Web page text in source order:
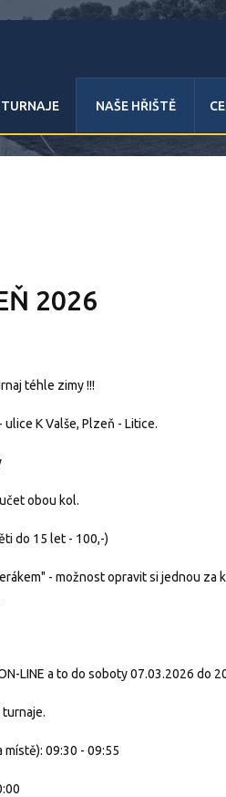
TURNAJE NAŠE HŘIŠTĚ
2026
téhle zimy !!!
ulice K Valše, Plzeň - Litice.
obou kol.
do 15 let - 100,-)
- možnost opravit si jednou za
LINE a to do soboty 07.03.2026 do
09:30 - 09:55